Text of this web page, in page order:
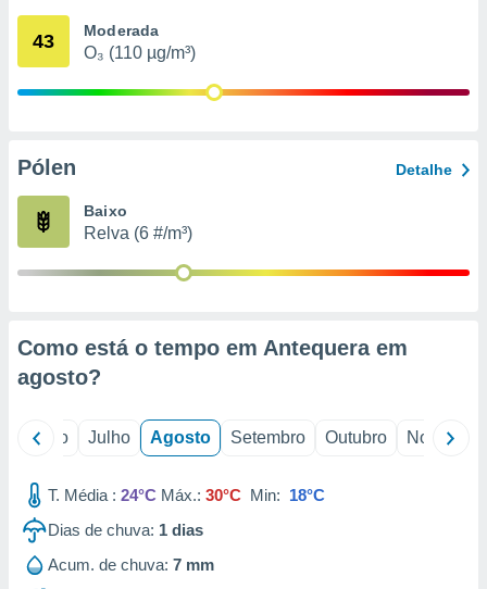
através
estudos
1199
43 Moderada
O₃ (110 µg/m³)
Pólen Detalhe
Baixo
Relva (6 #/m³)
Como está o tempo em Antequera em
agosto?
Junho Julho Agosto Setembro Outubro Novembro
T. Média : 24°C Máx.: 30°C Min: 18°C
Dias de chuva: 1 dias
Acum. de chuva: 7 mm